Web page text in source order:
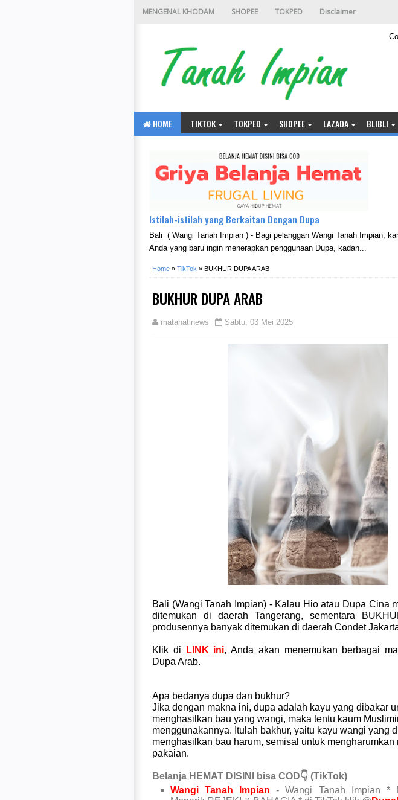
MENGENAL KHODAM SHOPEE TOKPED Disclaimer
HOME TIKTOK TOKPED SHOPEE LAZADA BLIBLI
Istilah-istilah yang Berkaitan Dengan Dupa
Bali ( Wangi Tanah Impian ) - Bagi pelanggan Wangi Tanah Impian,
Anda yang baru ingin menerapkan penggunaan Dupa, kadan...
Home » TikTok » BUKHUR DUPA ARAB
BUKHUR DUPA ARAB
matahatinews Sabtu, 03 Mei 2025
Bali (Wangi Tanah Impian) - Kalau Hio atau Dupa Cina
ditemukan di daerah Tangerang, sementara
produsennya banyak ditemukan di daerah Condet
Klik di LINK ini, Anda akan menemukan berbagai
Dupa Arab.
Apa bedanya dupa dan bukhur?
Jika dengan makna ini, dupa adalah kayu yang dibakar
menghasilkan bau yang wangi, maka tentu kaum
menggunakannya. Itulah bakhur, yaitu kayu wangi yang
menghasilkan bau harum, semisal untuk mengharumkan
pakaian.
Belanja HEMAT DISINI bisa COD👇 (TikTok)
Wangi Tanah Impian - Wangi Tanah Impian *